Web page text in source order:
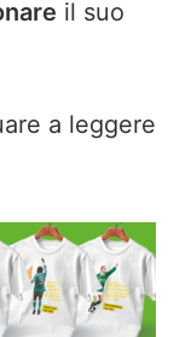
il suo
a leggere